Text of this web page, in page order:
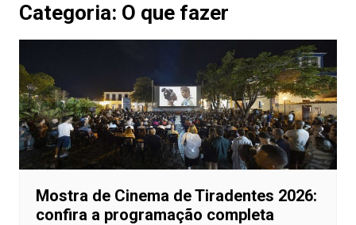
Categoria: O que fazer
Mostra de Cinema de Tiradentes 2026:
confira a programação completa